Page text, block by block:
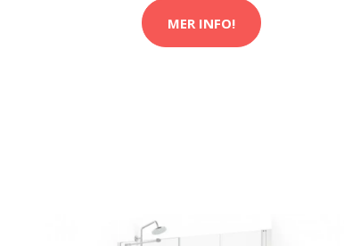
MER INFO!